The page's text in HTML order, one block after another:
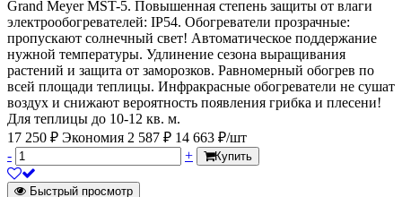
Grand Meyer MST-5. Повышенная степень защиты от влаги
электрообогревателей: IP54. Обогреватели прозрачные:
пропускают солнечный свет! Автоматическое поддержание
нужной температуры. Удлинение сезона выращивания
растений и защита от заморозков. Равномерный обогрев по
всей площади теплицы. Инфракрасные обогреватели не сушат
воздух и снижают вероятность появления грибка и плесени!
Для теплицы до 10-12 кв. м.
17 250 ₽ Экономия 2 587 ₽ 14 663 ₽/шт
-
+ Купить
Быстрый просмотр